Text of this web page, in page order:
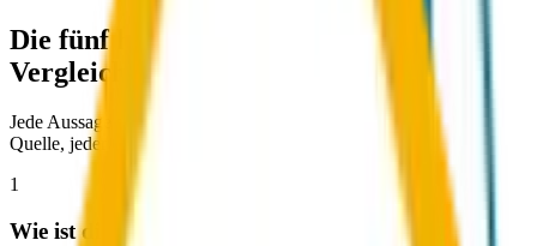
Die fünf häufigsten Fragen im direkten
Vergleich.
Jede Aussage zu NoSpamProxy verweist auf eine öffentliche
Quelle, jeder Conbool-Anspruch ist über Demo nachprüfbar.
1
Wie ist die Architektur aufgebaut?